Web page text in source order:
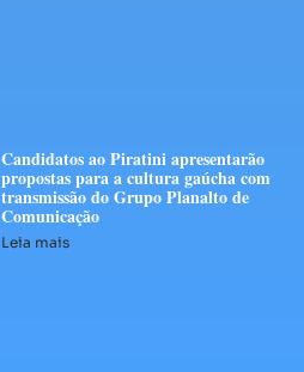
Candidatos ao Piratini apresentarão
propostas para a cultura gaúcha com
transmissão do Grupo Planalto de
Comunicação
Leia mais